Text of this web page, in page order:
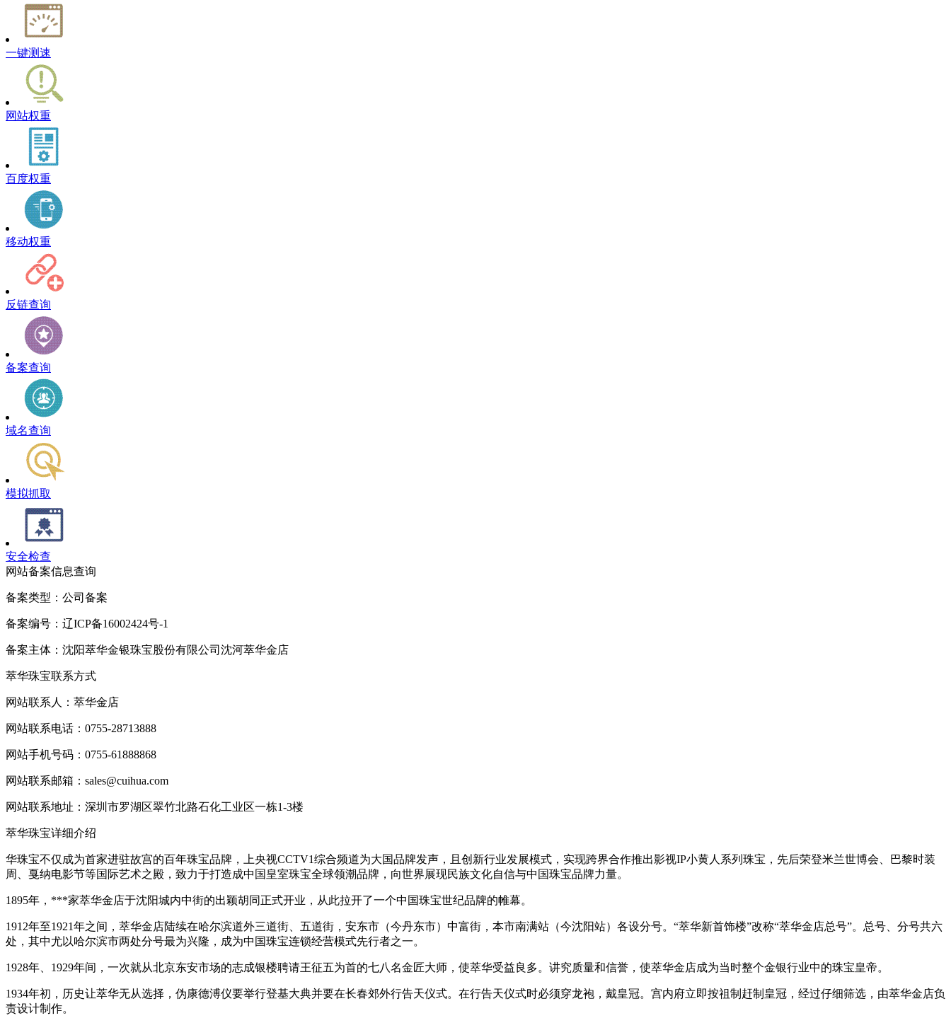
一键测速
网站权重
百度权重
移动权重
反链查询
备案查询
域名查询
模拟抓取
安全检查
网站备案信息查询
备案类型：公司备案
备案编号：辽ICP备16002424号-1
备案主体：沈阳萃华金银珠宝股份有限公司沈河萃华金店
萃华珠宝联系方式
网站联系人：萃华金店
网站联系电话：0755-28713888
网站手机号码：0755-61888868
网站联系邮箱：sales@cuihua.com
网站联系地址：深圳市罗湖区翠竹北路石化工业区一栋1-3楼
萃华珠宝详细介绍
华珠宝不仅成为首家进驻故宫的百年珠宝品牌，上央视CCTV1综合频道为大国品牌发声，且创新行业发展模式，实现跨界合作推出影视IP小黄人系列珠宝，先后荣登米兰世博会、巴黎时装
周、戛纳电影节等国际艺术之殿，致力于打造成中国皇室珠宝全球领潮品牌，向世界展现民族文化自信与中国珠宝品牌力量。
1895年，***家萃华金店于沈阳城内中街的出颖胡同正式开业，从此拉开了一个中国珠宝世纪品牌的帷幕。
1912年至1921年之间，萃华金店陆续在哈尔滨道外三道街、五道街，安东市（今丹东市）中富街，本市南满站（今沈阳站）各设分号。“萃华新首饰楼”改称“萃华金店总号”。总号、分号共六
处，其中尤以哈尔滨市两处分号最为兴隆，成为中国珠宝连锁经营模式先行者之一。
1928年、1929年间，一次就从北京东安市场的志成银楼聘请王征五为首的七八名金匠大师，使萃华受益良多。讲究质量和信誉，使萃华金店成为当时整个金银行业中的珠宝皇帝。
1934年初，历史让萃华无从选择，伪康德溥仪要举行登基大典并要在长春郊外行告天仪式。在行告天仪式时必须穿龙袍，戴皇冠。宫内府立即按祖制赶制皇冠，经过仔细筛选，由萃华金店负
责设计制作。